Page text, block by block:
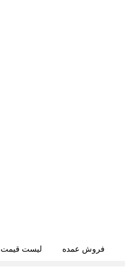
فروش عمده لیست